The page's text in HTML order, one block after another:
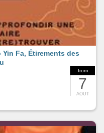
from
7
AOUT
Yin Fa, Étirements des